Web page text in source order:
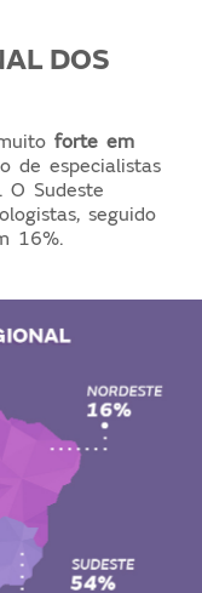
DOS
forte em
de especialistas
O Sudeste
seguido
16%.